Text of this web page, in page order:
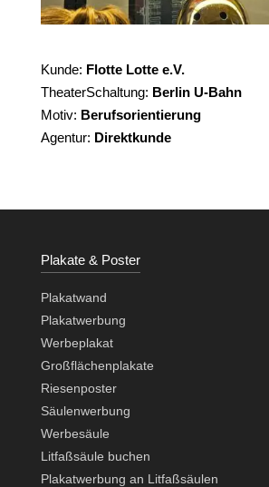
Kunde: Flotte Lotte e.V.
TheaterSchaltung: Berlin U-Bahn
Motiv: Berufsorientierung
Agentur: Direktkunde
Plakate & Poster
Plakatwand
Plakatwerbung
Werbeplakat
Großflächenplakate
Riesenposter
Säulenwerbung
Werbesäule
Litfaßsäule buchen
Plakatwerbung an Litfaßsäulen